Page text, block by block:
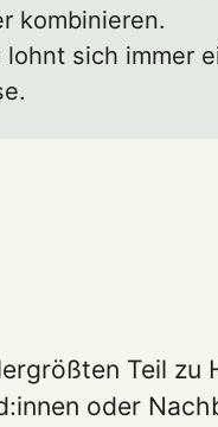
kombinieren.
lohnt sich immer
Teil zu
oder